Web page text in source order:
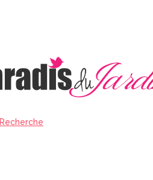
Recherche